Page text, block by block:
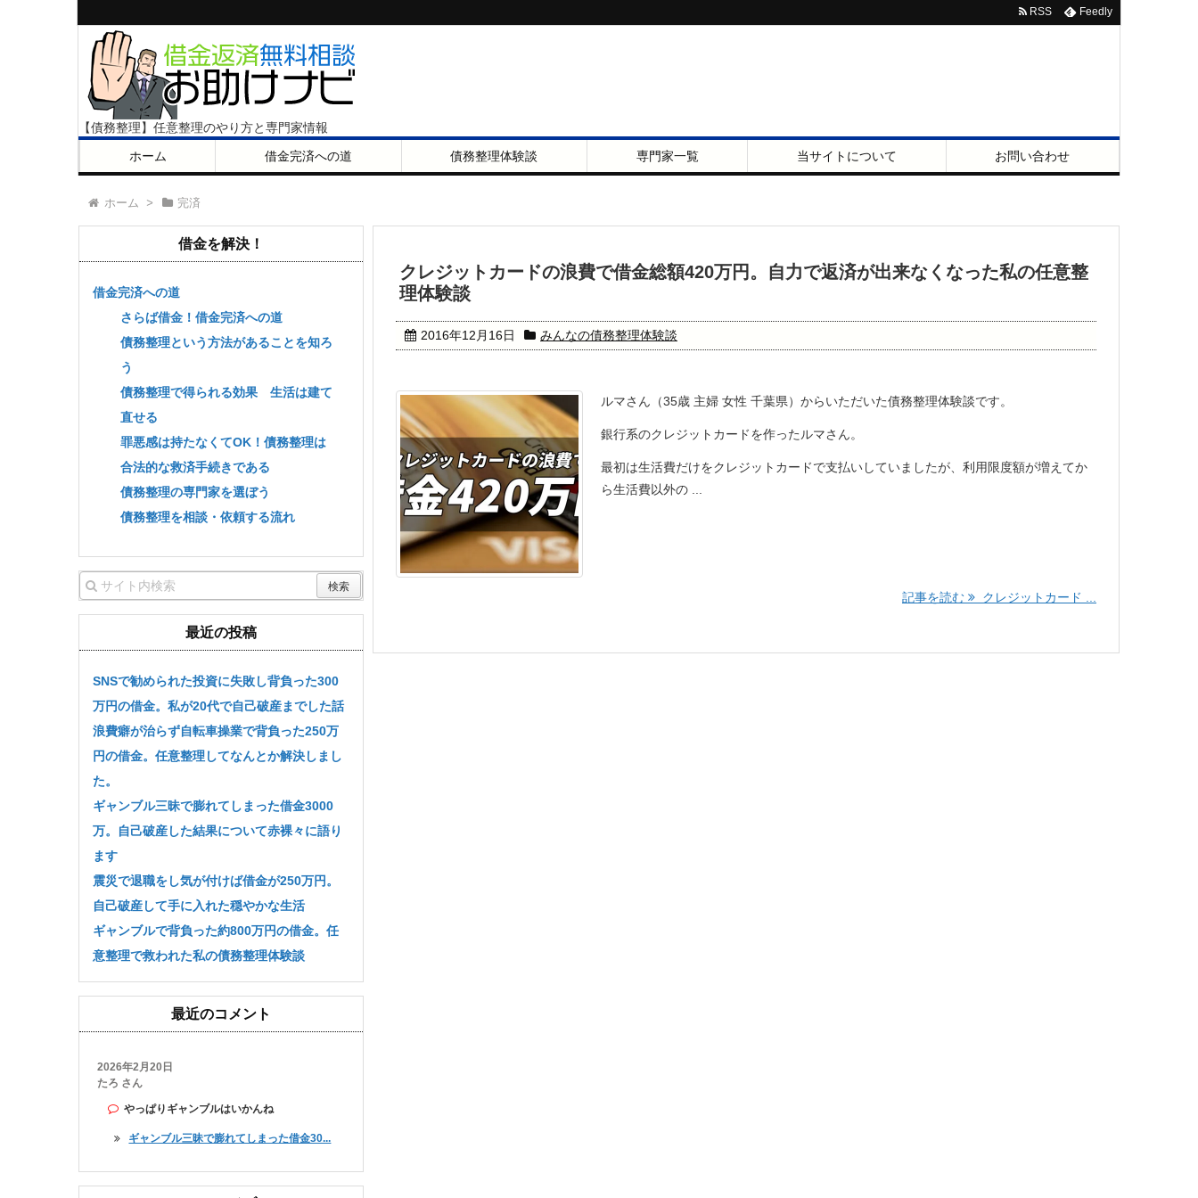
【債務整理】任意整理のやり方と専門家情報
ホーム
借金完済への道 債務整理体験談 専門家一覧 当サイトについて お問い合わせ
RSS Feedly
ホーム > 完済
クレジットカードの浪費で借金総額420万円。自力で返済が出来なくなった私の任意整
理体験談
2016年12月16日 みんなの債務整理体験談
ルマさん（35歳 主婦 女性 千葉県）からいただいた債務整理体験談です。
銀行系のクレジットカードを作ったルマさん。
最初は生活費だけをクレジットカードで支払いしていましたが、利用限度額が増えてか
ら生活費以外の ...
記事を読む クレジットカード ...
借金を解決！
借金完済への道
さらば借金！借金完済への道
債務整理という方法があることを知ろ
う
債務整理で得られる効果 生活は建て
直せる
罪悪感は持たなくてOK！債務整理は
合法的な救済手続きである
債務整理の専門家を選ぼう
債務整理を相談・依頼する流れ
最近の投稿
SNSで勧められた投資に失敗し背負った300
万円の借金。私が20代で自己破産までした話
浪費癖が治らず自転車操業で背負った250万
円の借金。任意整理してなんとか解決しまし
た。
ギャンブル三昧で膨れてしまった借金3000
万。自己破産した結果について赤裸々に語り
ます
震災で退職をし気が付けば借金が250万円。
自己破産して手に入れた穏やかな生活
ギャンブルで背負った約800万円の借金。任
意整理で救われた私の債務整理体験談
最近のコメント
2026年2月20日
たろ さん
やっぱりギャンブルはいかんね
ギャンブル三昧で膨れてしまった借金30...